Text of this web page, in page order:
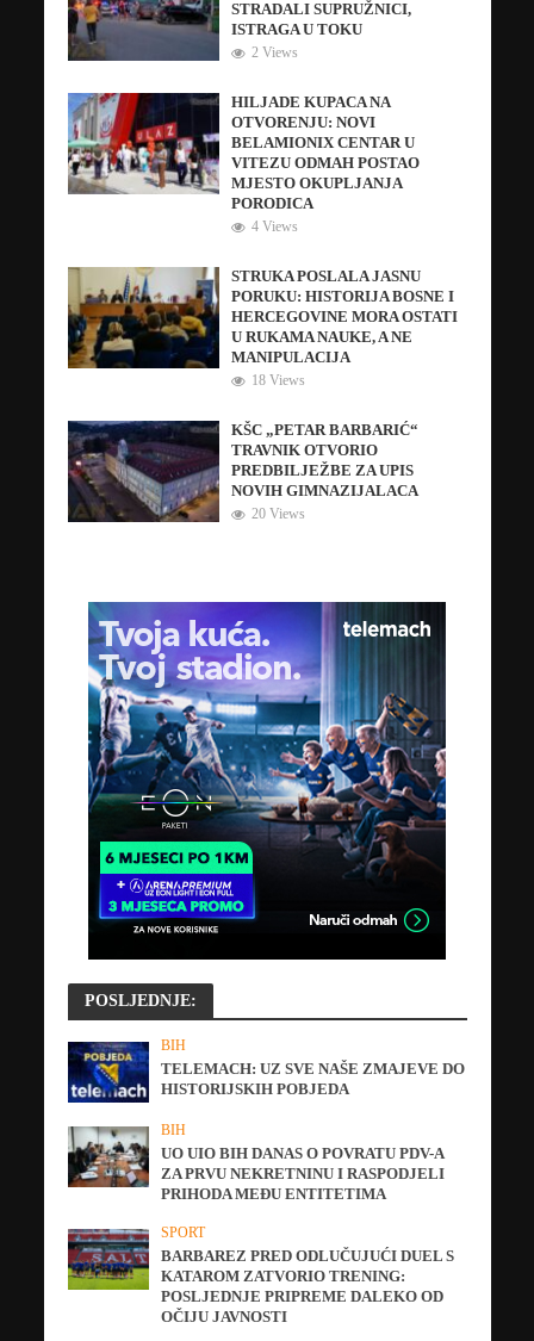
STRADALI SUPRUŽNICI,
ISTRAGA U TOKU
2 Views
HILJADE KUPACA NA
OTVORENJU: NOVI
BELAMIONIX CENTAR U
VITEZU ODMAH POSTAO
MJESTO OKUPLJANJA
PORODICA
4 Views
STRUKA POSLALA JASNU
PORUKU: HISTORIJA BOSNE I
HERCEGOVINE MORA OSTATI
U RUKAMA NAUKE, A NE
MANIPULACIJA
18 Views
KŠC „PETAR BARBARIĆ“
TRAVNIK OTVORIO
PREDBILJEŽBE ZA UPIS
NOVIH GIMNAZIJALACA
20 Views
POSLJEDNJE:
BIH
TELEMACH: UZ SVE NAŠE ZMAJEVE DO
HISTORIJSKIH POBJEDA
BIH
UO UIO BIH DANAS O POVRATU PDV-A
ZA PRVU NEKRETNINU I RASPODJELI
PRIHODA MEĐU ENTITETIMA
SPORT
BARBAREZ PRED ODLUČUJUĆI DUEL S
KATAROM ZATVORIO TRENING:
POSLJEDNJE PRIPREME DALEKO OD
OČIJU JAVNOSTI